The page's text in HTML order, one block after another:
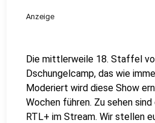
Anzeige
Die mittlerweile 18. Staffel
Dschungelcamp, das wie
Moderiert wird diese Show
Wochen führen. Zu sehen
RTL+ im Stream. Wir stellen